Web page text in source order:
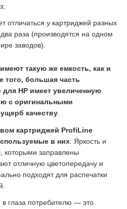
отличаться у картриджей разных
раза (производятся на одном
заводов).
такую же емкость, как и
того, большая часть
для НР имеет увеличенную
с оригинальными
качеству
картриджей ProfiLine
в них . Яркость и
которыми заправлены
отличную цветопередачу и
подходят для распечатки
в глаза потребителю — это